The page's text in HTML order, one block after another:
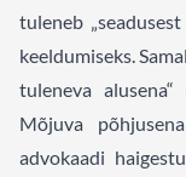
tuleneb
keeldumiseks.
tuleneva
Mõjuva
advokaadi